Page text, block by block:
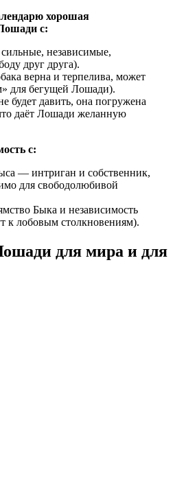
хорошая
с:
независимые,
друг друга).
верна и терпелива, может
для бегущей Лошади).
будет давить, она погружена
даёт Лошади желанную
с:
— интриган и собственник,
для свободолюбивой
Быка и независимость
к лобовым столкновениям).
для мира и для